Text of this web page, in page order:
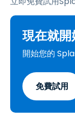
現在就開
開始您的
免費試用